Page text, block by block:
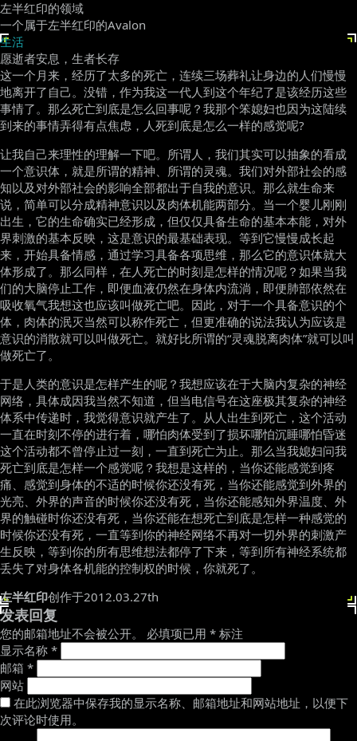
左半红印的领域
一个属于左半红印的Avalon
生活
愿逝者安息，生者长存
这一个月来，经历了太多的死亡，连续三场葬礼让身边的人们慢慢
地离开了自己。没错，作为我这一代人到这个年纪了是该经历这些
事情了。那么死亡到底是怎么回事呢？我那个笨媳妇也因为这陆续
到来的事情弄得有点焦虑，人死到底是怎么一样的感觉呢?
让我自己来理性的理解一下吧。所谓人，我们其实可以抽象的看成
一个意识体，就是所谓的精神、所谓的灵魂。我们对外部社会的感
知以及对外部社会的影响全部都出于自我的意识。那么就生命来
说，简单可以分成精神意识以及肉体机能两部分。当一个婴儿刚刚
出生，它的生命确实已经形成，但仅仅具备生命的基本本能，对外
界刺激的基本反映，这是意识的最基础表现。等到它慢慢成长起
来，开始具备情感，通过学习具备各项思维，那么它的意识体就大
体形成了。那么同样，在人死亡的时刻是怎样的情况呢？如果当我
们的大脑停止工作，即便血液仍然在身体内流淌，即便肺部依然在
吸收氧气我想这也应该叫做死亡吧。因此，对于一个具备意识的个
体，肉体的泯灭当然可以称作死亡，但更准确的说法我认为应该是
意识的消散就可以叫做死亡。就好比所谓的“灵魂脱离肉体”就可以叫
做死亡了。
于是人类的意识是怎样产生的呢？我想应该在于大脑内复杂的神经
网络，具体成因我当然不知道，但当电信号在这座极其复杂的神经
体系中传递时，我觉得意识就产生了。从人出生到死亡，这个活动
一直在时刻不停的进行着，哪怕肉体受到了损坏哪怕沉睡哪怕昏迷
这个活动都不曾停止过一刻，一直到死亡为止。那么当我媳妇问我
死亡到底是怎样一个感觉呢？我想是这样的，当你还能感觉到疼
痛、感觉到身体的不适的时候你还没有死，当你还能感觉到外界的
光亮、外界的声音的时候你还没有死，当你还能感知外界温度、外
界的触碰时你还没有死，当你还能在想死亡到底是怎样一种感觉的
时候你还没有死，一直等到你的神经网络不再对一切外界的刺激产
生反映，等到你的所有思维想法都停了下来，等到所有神经系统都
丢失了对身体各机能的控制权的时候，你就死了。
左半红印创作于2012.03.27th
发表回复
您的邮箱地址不会被公开。 必填项已用 * 标注
显示名称 *
邮箱 *
网站
在此浏览器中保存我的显示名称、邮箱地址和网站地址，以便下
次评论时使用。